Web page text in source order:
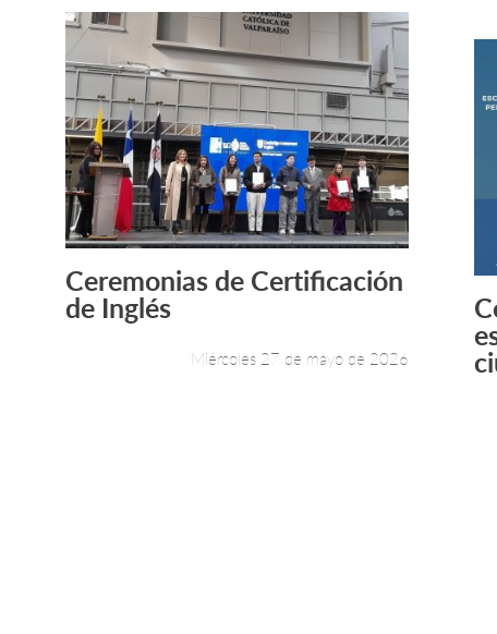
Leer más +
Ceremonias de Certificación
de Inglés
Miércoles 27 de mayo de 2026